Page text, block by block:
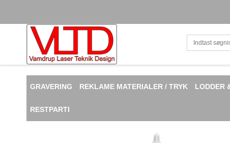
GRAVERING REKLAME MATERIALER / TRYK LODDER
RESTPARTI